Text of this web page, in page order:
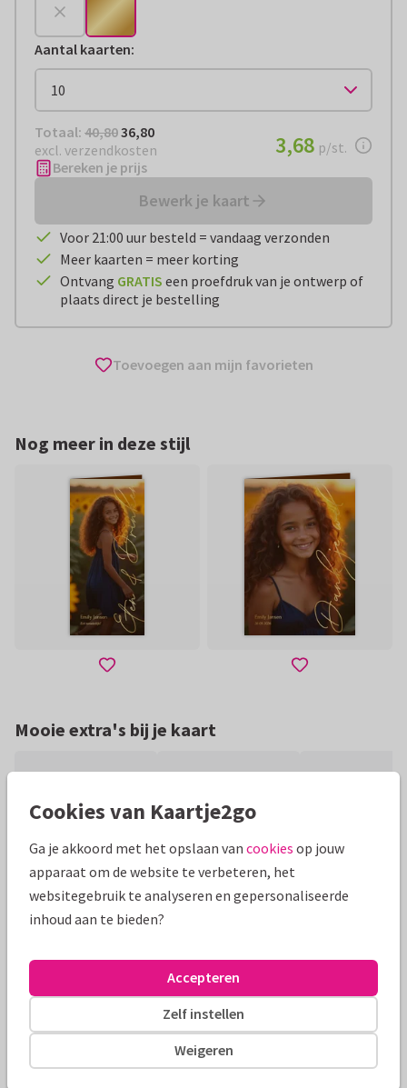
Aantal kaarten:
Totaal: € 36,80
Totaal: 40,8036,80
excl. verzendkosten
€ 3,68per stuk
3,68 p/st.
Bereken je prijs
Bewerk je kaart
Voor 21:00 uur besteld = vandaag verzonden
Meer kaarten = meer korting
Ontvang GRATIS een proefdruk van je ontwerp of
plaats direct je bestelling
Toevoegen aan mijn favorieten
Nog meer in deze stijl
Mooie extra's bij je kaart
Productinformatie
Stijlvolle en minimalistische uitnodiging voor een
communiefeest met een grote foto op de achtergrond en
Cookies van Kaartje2go
Ga je akkoord met het opslaan van cookies op jouw
apparaat om de website te verbeteren, het
websitegebruik te analyseren en gepersonaliseerde
inhoud aan te bieden?
Weigeren
Zelf instellen
Accepteren